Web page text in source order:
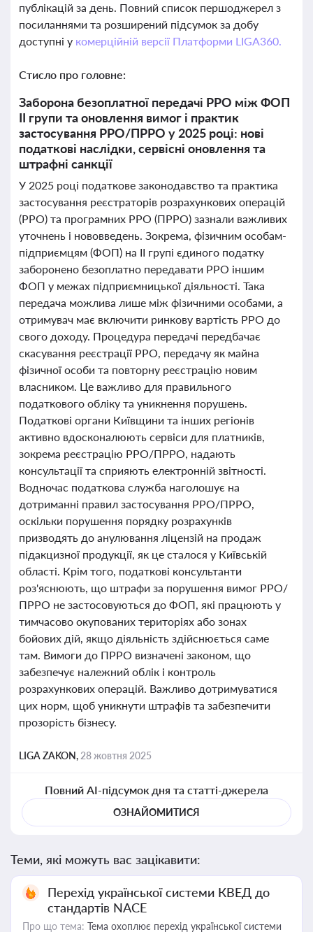
публікацій за день. Повний список першоджерел з
посиланнями та розширений підсумок за добу
доступні у комерційній версії Платформи LIGA360.
Стисло про головне:
Заборона безоплатної передачі РРО між ФОП
ІІ групи та оновлення вимог і практик
застосування РРО/ПРРО у 2025 році: нові
податкові наслідки, сервісні оновлення та
штрафні санкції
У 2025 році податкове законодавство та практика
застосування реєстраторів розрахункових операцій
(РРО) та програмних РРО (ПРРО) зазнали важливих
уточнень і нововведень. Зокрема, фізичним особам-
підприємцям (ФОП) на ІІ групі єдиного податку
заборонено безоплатно передавати РРО іншим
ФОП у межах підприємницької діяльності. Така
передача можлива лише між фізичними особами, а
отримувач має включити ринкову вартість РРО до
свого доходу. Процедура передачі передбачає
скасування реєстрації РРО, передачу як майна
фізичної особи та повторну реєстрацію новим
власником. Це важливо для правильного
податкового обліку та уникнення порушень.
Податкові органи Київщини та інших регіонів
активно вдосконалюють сервіси для платників,
зокрема реєстрацію РРО/ПРРО, надають
консультації та сприяють електронній звітності.
Водночас податкова служба наголошує на
дотриманні правил застосування РРО/ПРРО,
оскільки порушення порядку розрахунків
призводять до анулювання ліцензій на продаж
підакцизної продукції, як це сталося у Київській
області. Крім того, податкові консультанти
роз'яснюють, що штрафи за порушення вимог РРО/
ПРРО не застосовуються до ФОП, які працюють у
тимчасово окупованих територіях або зонах
бойових дій, якщо діяльність здійснюється саме
там. Вимоги до ПРРО визначені законом, що
забезпечує належний облік і контроль
розрахункових операцій. Важливо дотримуватися
цих норм, щоб уникнути штрафів та забезпечити
прозорість бізнесу.
LIGA ZAKON, 28 жовтня 2025
Повний AI-підсумок дня та статті-джерела
ОЗНАЙОМИТИСЯ
Теми, які можуть вас зацікавити:
Перехід української системи КВЕД до
стандартів NACE
Про що тема: Тема охоплює перехід української системи